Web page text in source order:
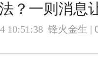
？一则消息
10:51:38 锋火金生 |